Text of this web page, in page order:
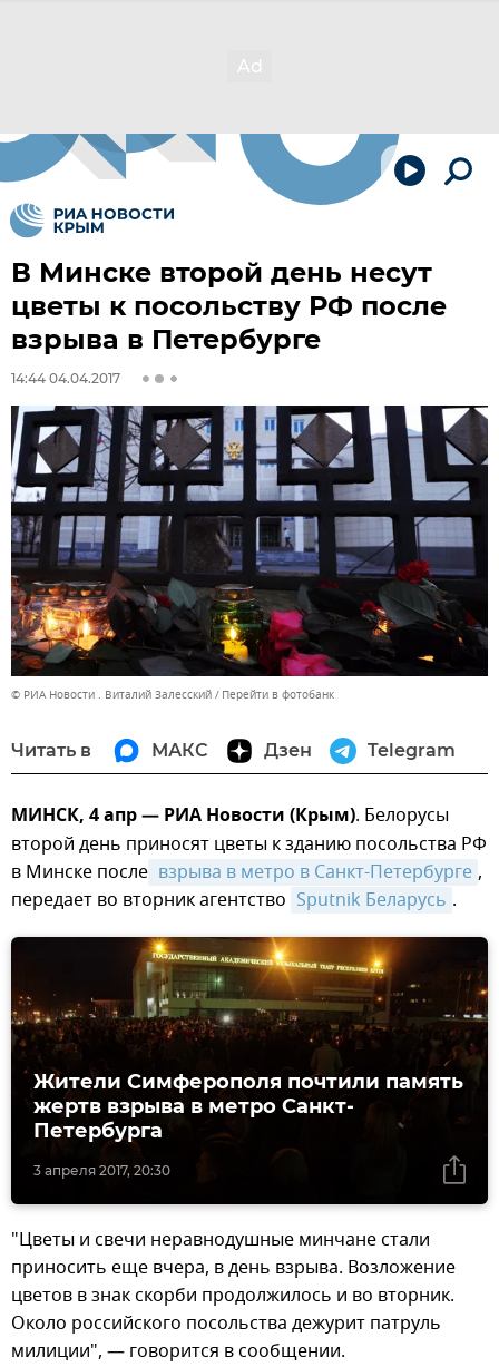
В Минске второй день несут
цветы к посольству РФ после
взрыва в Петербурге
14:44 04.04.2017
© РИА Новости . Виталий Залесский Перейти в фотобанк
Читать в МАКС Дзен Telegram
МИНСК, 4 апр — РИА Новости (Крым). Белорусы
второй день приносят цветы к зданию посольства РФ
в Минске после взрыва в метро в Санкт-Петербурге ,
передает во вторник агентство Sputnik Беларусь .
3 апреля 2017, 20:30
Жители Симферополя почтили память
жертв взрыва в метро Санкт-
Петербурга
"Цветы и свечи неравнодушные минчане стали
приносить еще вчера, в день взрыва. Возложение
цветов в знак скорби продолжилось и во вторник.
Около российского посольства дежурит патруль
милиции", — говорится в сообщении.